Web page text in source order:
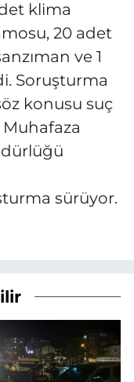
klima
20 adet
ve 1
Soruşturma
konusu suç
Muhafaza
sürüyor.